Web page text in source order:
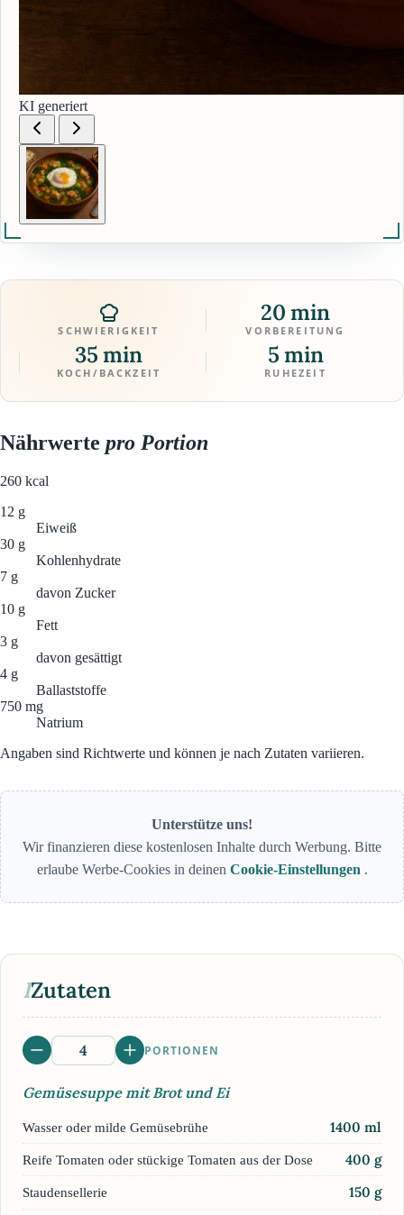
KI generiert
SCHWIERIGKEIT
20 min
VORBEREITUNG
35 min
KOCH/BACKZEIT
5 min
RUHEZEIT
Nährwerte pro Portion
260 kcal
12 g
Eiweiß
30 g
Kohlenhydrate
7 g
davon Zucker
10 g
Fett
3 g
davon gesättigt
4 g
Ballaststoffe
750 mg
Natrium
Angaben sind Richtwerte und können je nach Zutaten variieren.
Unterstütze uns!
Wir finanzieren diese kostenlosen Inhalte durch Werbung. Bitte
erlaube Werbe-Cookies in deinen Cookie-Einstellungen .
IZutaten
PORTIONEN
Gemüsesuppe mit Brot und Ei
Wasser oder milde Gemüsebrühe 1400 ml
Reife Tomaten oder stückige Tomaten aus der Dose 400 g
Staudensellerie 150 g